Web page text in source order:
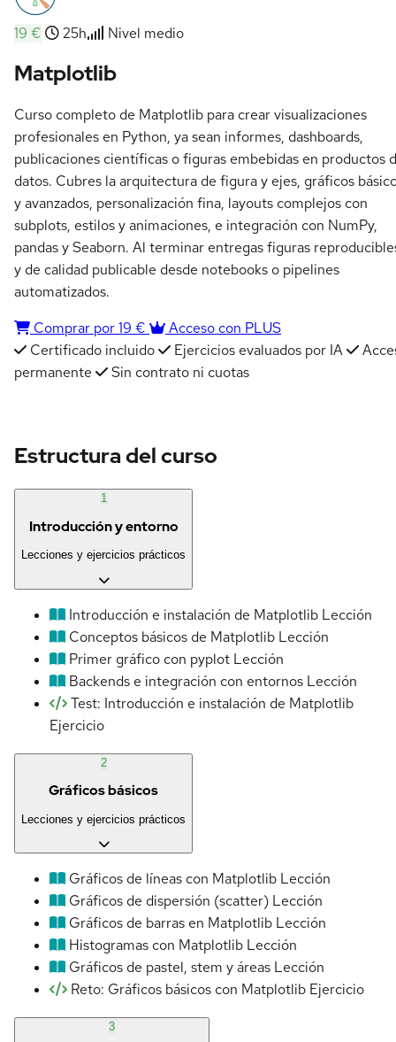
19 € 25h Nivel medio
Matplotlib
Curso completo de Matplotlib para crear visualizaciones
profesionales en Python, ya sean informes, dashboards,
publicaciones científicas o figuras embebidas en productos
datos. Cubres la arquitectura de figura y ejes, gráficos
y avanzados, personalización fina, layouts complejos con
subplots, estilos y animaciones, e integración con NumPy,
pandas y Seaborn. Al terminar entregas figuras
y de calidad publicable desde notebooks o pipelines
automatizados.
Comprar por 19 €
Acceso con PLUS
Certificado incluido
Ejercicios evaluados por IA
permanente
Sin contrato ni cuotas
Estructura del curso
1
Introducción y entorno
Lecciones y ejercicios prácticos
Introducción e instalación de Matplotlib Lección
Conceptos básicos de Matplotlib Lección
Primer gráfico con pyplot Lección
Backends e integración con entornos Lección
Test: Introducción e instalación de Matplotlib
Ejercicio
2
Gráficos básicos
Lecciones y ejercicios prácticos
Gráficos de líneas con Matplotlib Lección
Gráficos de dispersión (scatter) Lección
Gráficos de barras en Matplotlib Lección
Histogramas con Matplotlib Lección
Gráficos de pastel, stem y áreas Lección
Reto: Gráficos básicos con Matplotlib Ejercicio
3